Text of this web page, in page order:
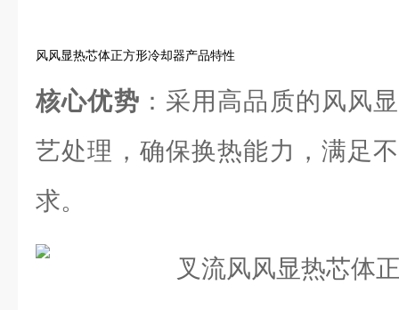
风风显热芯体正方形冷却器产品特性
核心优势 ：采用高品质的风风
艺处理，确保换热能力，满足
求。